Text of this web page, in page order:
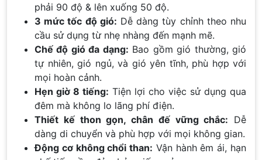
phải 90 độ & lên xuống 50 độ.
3 mức tốc độ gió: Dễ dàng tùy chỉnh theo nhu
cầu sử dụng từ nhẹ nhàng đến mạnh mẽ.
Chế độ gió đa dạng: Bao gồm gió thường, gió
tự nhiên, gió ngủ, và gió yên tĩnh, phù hợp với
mọi hoàn cảnh.
Hẹn giờ 8 tiếng: Tiện lợi cho việc sử dụng qua
đêm mà không lo lãng phí điện.
Thiết kế thon gọn, chân đế vững chắc: Dễ
dàng di chuyển và phù hợp với mọi không gian.
Động cơ không chổi than: Vận hành êm ái, hạn